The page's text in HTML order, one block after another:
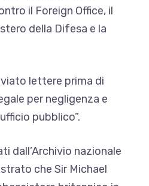
il Foreign Office, il
della Difesa e la
lettere prima di
per negligenza e
pubblico”.
dall’Archivio nazionale
che Sir Michael